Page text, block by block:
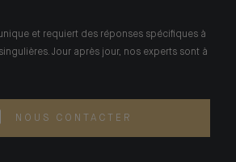
et requiert des réponses spécifiques à
Jour après jour, nos experts sont à
NOUS CONTACTER